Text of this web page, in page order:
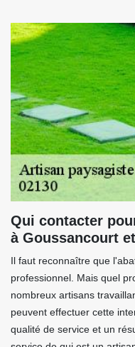
Qui contacter
à Goussancourt
Il faut reconnaître que
professionnel. Mais quel
nombreux artisans
peuvent effectuer cette
qualité de service et un